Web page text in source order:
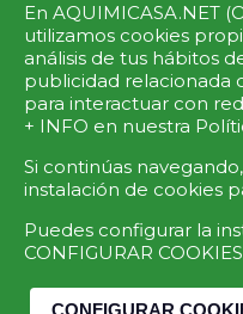
OPTIMIZACIÓN EN
En AQUIMICASA.NET
utilizamos cookies
análisis de tus hábitos
publicidad
para interactuar con
+ INFO en nuestra
Si continúas
instalación de cookies
Puedes configurar la
CONFIGURAR
CONFIGURAR